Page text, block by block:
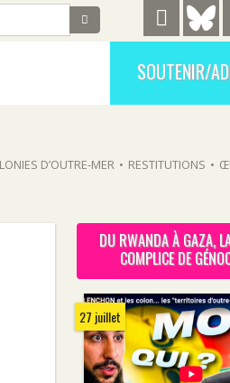
SOUTENIR/
D’OUTRE-MER • RESTITUTIONS •
DU RWANDA À GAZA,
COMPLICE DE
27 juillet